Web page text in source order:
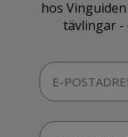
hos
tävlingar -